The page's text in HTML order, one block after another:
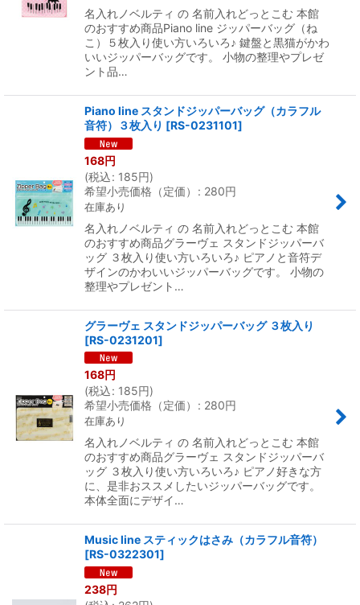
名入れノベルティ の 名前入れどっとこむ 本館
のおすすめ商品Piano line ジッパーバッグ（ね
こ）５枚入り使い方いろいろ♪ 鍵盤と黒猫がかわ
いいジッパーバッグです。 小物の整理やプレゼ
ント品…
Piano line スタンドジッパーバッグ（カラフル
音符）３枚入り [RS-0231101]
168円
(税込: 185円)
希望小売価格（定価）
: 280円
在庫あり
名入れノベルティ の 名前入れどっとこむ 本館
のおすすめ商品グラーヴェ スタンドジッパーバ
ッグ ３枚入り使い方いろいろ♪ ピアノと音符デ
ザインのかわいいジッパーバッグです。 小物の
整理やプレゼント…
グラーヴェ スタンドジッパーバッグ ３枚入り
[RS-0231201]
168円
(税込: 185円)
希望小売価格（定価）
: 280円
在庫あり
名入れノベルティ の 名前入れどっとこむ 本館
のおすすめ商品グラーヴェ スタンドジッパーバ
ッグ ３枚入り使い方いろいろ♪ ピアノ好きな方
に、是非おススメしたいジッパーバッグです。
本体全面にデザイ…
Music line スティックはさみ（カラフル音符）
[RS-0322301]
238円